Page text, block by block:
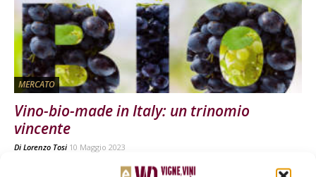
MERCATO
Vino-bio-made in Italy: un trinomio
vincente
Di Lorenzo Tosi 10 Maggio 2023